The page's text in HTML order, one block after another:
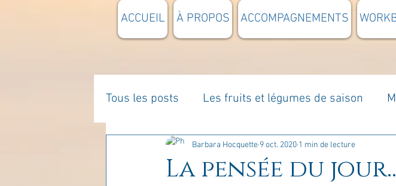
ACCUEIL À PROPOS ACCOMPAGNEMENTS
Tous les posts Les fruits et légumes de saison
La parentalité De vous à moi... Rome : voyage
La pensée du
Barbara Hocquette 9 oct. 2020 1 min de lecture